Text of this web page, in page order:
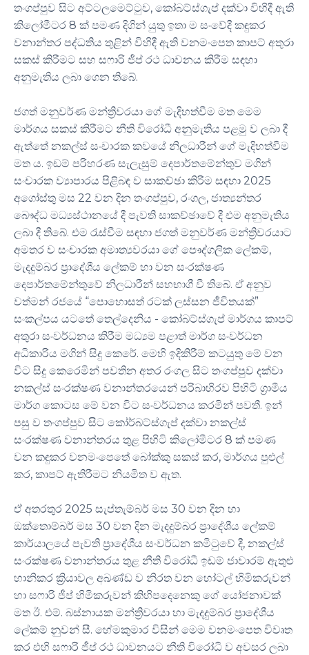
තංගප්පුව සිට අට්ටලමෙට්ටුව, කෝබට්ස්ගැප් දක්වා විහිදී ඇති
කිලෝමීටර 8 ක් පමණ දිගින් යුතු ඉතා ම සංවේදී කඳුකර
වනාන්තර පද්ධතිය තුළින් විහිදී ඇති වනමංපෙත කාපට් අතුරා
සකස් කිරීමට සහ සෆාරි ජීප් රථ ධාවනය කිරීම සඳහා
අනුමැතිය ලබා ගෙන තිබේ.
ජගත් මනුවර්ණ මන්ත්‍රිවරයා ගේ මැදිහත්වීම මත මෙම
මාර්ගය සකස් කිරීමට නීති විරෝධී අනුමැතිය පළමු ව ලබා දී
ඇත්තේ නකල්ස් සංචාරක කවයේ නිලධාරීන් ගේ මැදිහත්වීම
මත ය. ඉඩම් පරිහරණ සැලැසුම් දෙපාර්තමේන්තුව මගින්
සංචාරක ව්‍යාපාරය පිළිබඳ ව සාකච්ඡා කිරීම සඳහා 2025
අගෝස්තු මස 22 වන දින තංගප්පුව, රංගල, ජාත්‍යන්තර
බෞද්ධ මධ්‍යස්ථානයේ දී පැවති සාකච්ඡාවේ දී එම අනුමැතිය
ලබා දී තිබේ. එම රැස්වීම සඳහා ජගත් මනුවර්ණ මන්ත්‍රිවරයාට
අමතර ව සංචාරක අමාත්‍යවරයා ගේ පෞද්ගලික ලේකම්,
මැදදුම්බර ප්‍රාදේශීය ලේකම් හා වන සංරක්ෂණ
දෙපාර්තමේන්තුවේ නිලධාරීන් සහභාගී වී තිබේ. ඒ අනුව
වත්මන් රජයේ “පොහොසත් රටක් ලස්සන ජීවිතයක්”
සංකල්පය යටතේ තෙල්දෙනිය - කෝබට්ස්ගැප් මාර්ගය කාපට්
අතුරා සංවර්ධනය කිරීම මධ්‍යම පළාත් මාර්ග සංවර්ධන
අධිකාරිය මගින් සිදු කෙරේ. මෙහි ඉදිකිරීම් කටයුතු මේ වන
විට සිදු කෙරෙමින් පවතින අතර රංගල සිට තංගප්පුව දක්වා
නකල්ස් සංරක්ෂණ වනාන්තරයෙන් පරිබාහිරව පිහිටි ග්‍රාමීය
මාර්ග කොටස මේ වන විට සංවර්ධනය කරමින් පවතී. ඉන්
පසු ව තංගප්පුව සිට කෝර්බට්ස්ගැප් දක්වා නකල්ස්
සංරක්ෂණ වනාන්තරය තුළ පිහිටි කිලෝමීටර 8 ක් පමණ
වන කඳුකර වනමංපෙතේ බෝක්කු සකස් කර, මාර්ගය පුළුල්
කර, කාපට් ඇතිරීමට නියමිත ව ඇත.
ඒ අතරතුර 2025 සැප්තැම්බර් මස 30 වන දින හා
ඔක්තොම්බර් මස 30 වන දින මැදදුම්බර ප්‍රාදේශීය ලේකම්
කාර්යාලයේ පැවති ප්‍රාදේශීය සංවර්ධන කමිටුවේ දී, නකල්ස්
සංරක්ෂණ වනාන්තරය තුළ නීති විරෝධී ඉඩම් ජාවාරම් ඇතුළු
හානිකර ක්‍රියාවල අඛණ්ඩ ව නිරත වන හෝටල් හිමිකරුවන්
හා සෆාරි ජීප් හිමිකරුවන් කිහිපදෙනෙකු ගේ යෝජනාවක්
මත ඊ. එම්. බස්නායක මන්ත්‍රිවරයා හා මැදදුම්බර ප්‍රාදේශීය
ලේකම් නුවන් සී. හේමකුමාර විසින් මෙම වනමංපෙත විවෘත
කර එහි සෆාරි ජීප් රථ ධාවනයට නීති විරෝධී ව අවසර ලබා